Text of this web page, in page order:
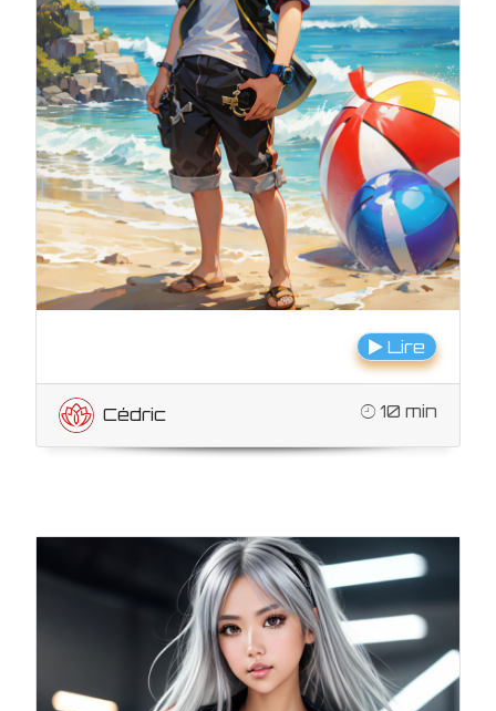
Lire
Cédric 10 min